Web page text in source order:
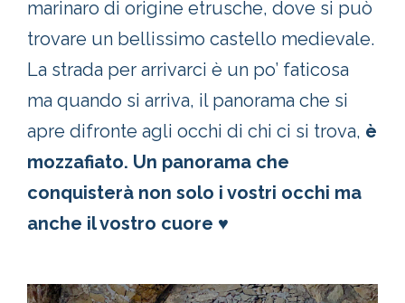
marinaro di origine etrusche, dove si può
trovare un bellissimo castello medievale.
La strada per arrivarci è un po’ faticosa
ma quando si arriva, il panorama che si
apre difronte agli occhi di chi ci si trova, è
mozzafiato. Un panorama che
conquisterà non solo i vostri occhi ma
anche il vostro cuore ♥